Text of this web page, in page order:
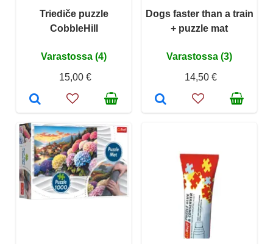
Triediče puzzle
CobbleHill
Varastossa (4)
15,00 €
Dogs faster than a train
+ puzzle mat
Varastossa (3)
14,50 €